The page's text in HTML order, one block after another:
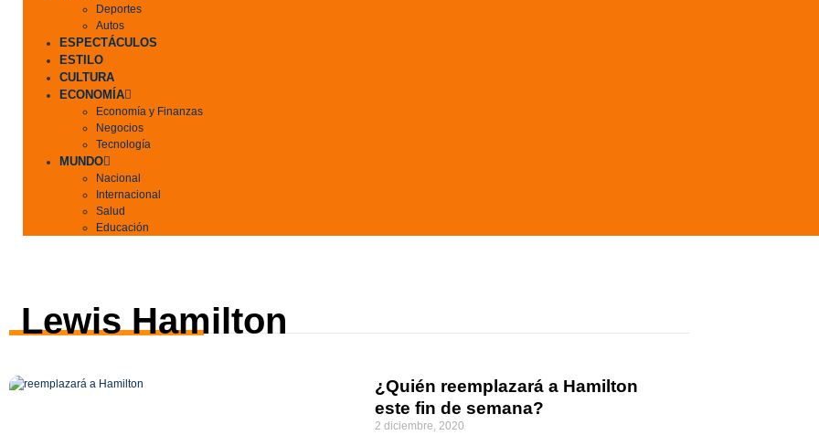
Deportes
Autos
ESPECTÁCULOS
ESTILO
CULTURA
ECONOMÍA
Economía y Finanzas
Negocios
Tecnología
MUNDO
Nacional
Internacional
Salud
Educación
Lewis Hamilton
¿Quién reemplazará a Hamilton
este fin de semana?
2 diciembre, 2020